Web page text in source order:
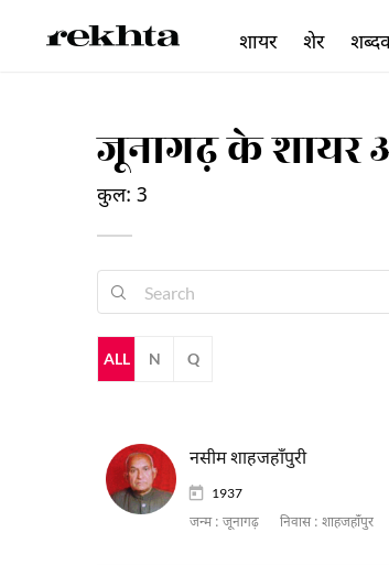
जूनागढ़ के शायर
कुल: 3
ALL N Q
नसीम शाहजहाँपुरी
1937
जन्म : जूनागढ़ निवास : शाहजहाँपुर
शायर शेर